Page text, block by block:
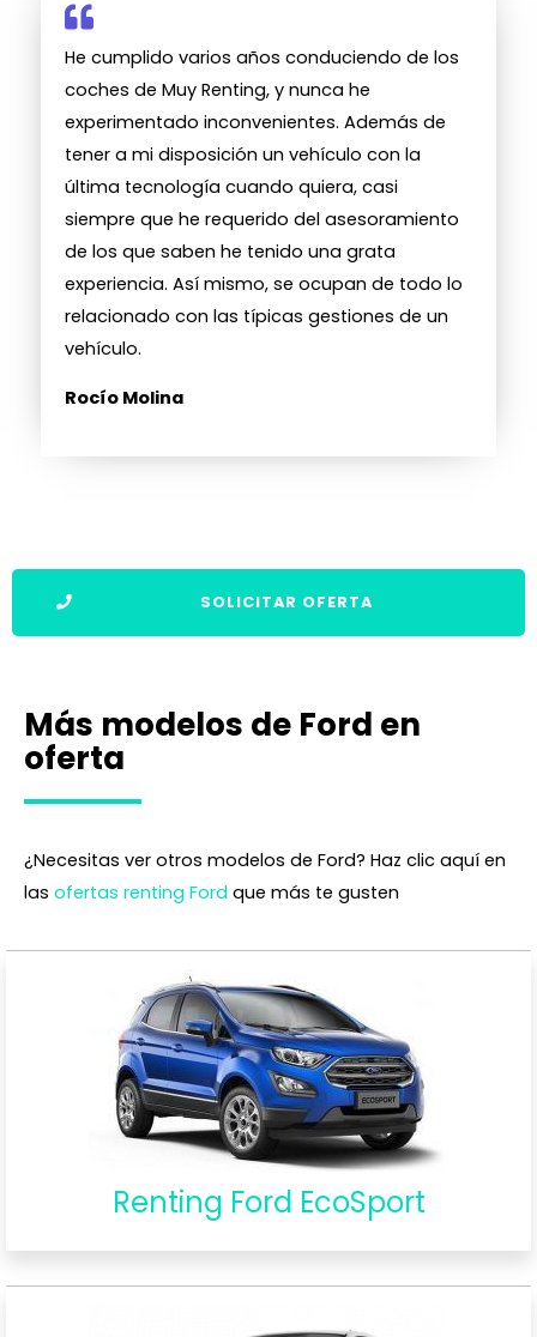
He cumplido varios años conduciendo de los
coches de Muy Renting, y nunca he
experimentado inconvenientes. Además de
tener a mi disposición un vehículo con la
última tecnología cuando quiera, casi
siempre que he requerido del asesoramiento
de los que saben he tenido una grata
experiencia. Así mismo, se ocupan de todo lo
relacionado con las típicas gestiones de un
vehículo.
Rocío Molina
SOLICITAR OFERTA
Más modelos de Ford en
oferta
¿Necesitas ver otros modelos de Ford? Haz clic aquí en
las ofertas renting Ford que más te gusten
Renting Ford EcoSport